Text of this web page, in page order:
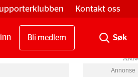
Kontakt oss
Bli medlem
Annonse